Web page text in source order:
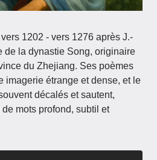
1202 - vers 1276 après J.-
de la dynastie Song, originaire
du Zhejiang. Ses poèmes
imagerie étrange et dense, et le
décalés et sautent,
mots profond, subtil et